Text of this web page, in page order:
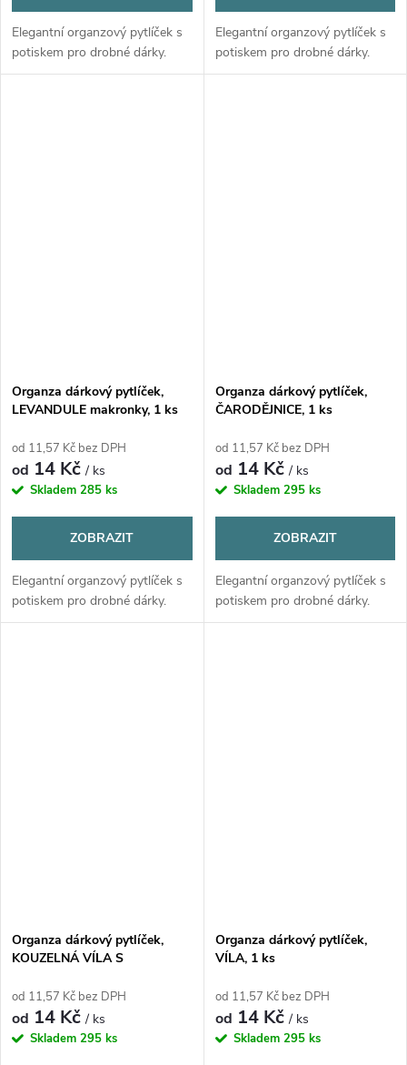
Elegantní organzový pytlíček s
potiskem pro drobné dárky.
Elegantní organzový pytlíček s
potiskem pro drobné dárky.
Organza dárkový pytlíček,
LEVANDULE makronky, 1 ks
od 11,57 Kč bez DPH
od 14 Kč/ ks
Skladem 285 ks
ZOBRAZIT
Elegantní organzový pytlíček s
potiskem pro drobné dárky.
Organza dárkový pytlíček,
ČARODĚJNICE, 1 ks
od 11,57 Kč bez DPH
od 14 Kč/ ks
Skladem 295 ks
ZOBRAZIT
Elegantní organzový pytlíček s
potiskem pro drobné dárky.
Organza dárkový pytlíček,
KOUZELNÁ VÍLA S
od 11,57 Kč bez DPH
od 14 Kč/ ks
Skladem 295 ks
Organza dárkový pytlíček,
VÍLA, 1 ks
od 11,57 Kč bez DPH
od 14 Kč/ ks
Skladem 295 ks